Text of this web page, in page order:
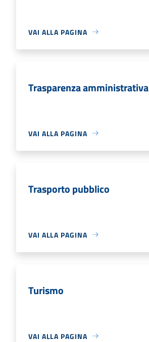
VAI ALLA PAGINA
Trasparenza amministrativa
VAI ALLA PAGINA
Trasporto pubblico
VAI ALLA PAGINA
Turismo
VAI ALLA PAGINA